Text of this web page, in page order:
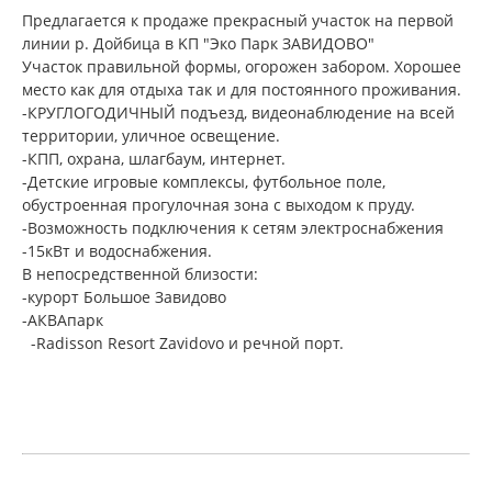
Предлагается к продаже прекрасный участок на первой
линии р. Дойбица в KП "Экo Пaрк ЗABИДOBО"
Участок правильной формы, огорожен забором. Хорошее
место как для отдыха так и для постоянного проживания.
-КРУГЛОГОДИЧНЫЙ подъезд, видеонаблюдение на всей
территории, уличное освещение.
-КПП, охрана, шлагбаум, интернет.
-Детские игровые комплексы, футбольное поле,
обустроенная прогулочная зона с выходом к пруду.
-Возможность подключения к сетям электроснабжения
-15кВт и водоснабжения.
В непосредственной близости:
-курорт Большое Завидово
-АКВАпарк
-Rаdissоn Rеsоrt Zаvidоvо и речной порт.